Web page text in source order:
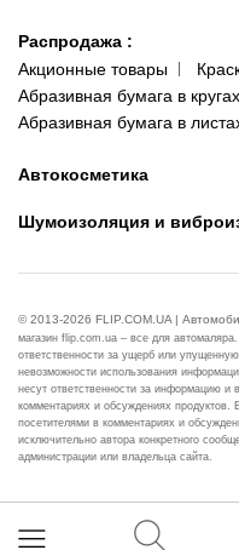
Распродажа :
Акционные товары
Абразивная бумага в
Абразивная бумага в
Автокосметика
Шумоизоляция и
© 2013-2026 FLIP.COM.UA |
магазин flip.com.ua – все для
ответственности за ущерб или
невозможности использования
несут ответственности за информацию
комментариях и обсуждениях
посетителями в комментариях и
исключительно автора конкретного
администрации или владельца сайта.